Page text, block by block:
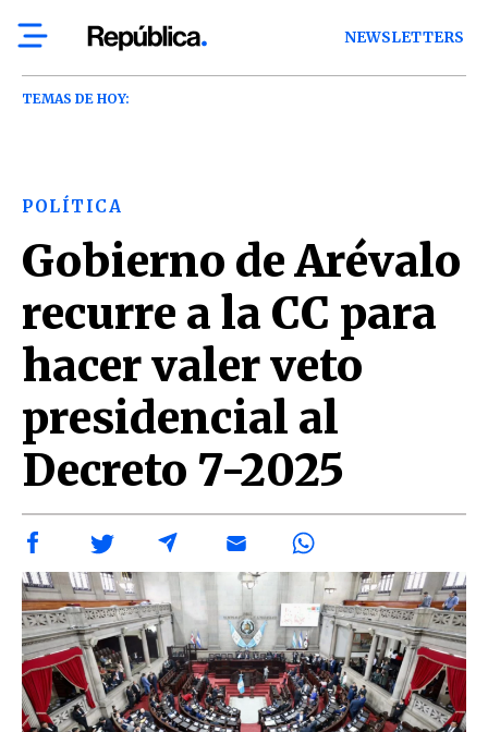
NEWSLETTERS
TEMAS DE HOY:
POLÍTICA
Gobierno de Arévalo
recurre a la CC para
hacer valer veto
presidencial al
Decreto 7-2025